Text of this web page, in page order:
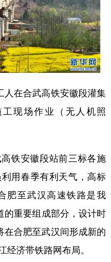
健康 军事
图片 政务
金融 汽车
信息化 数字经济
银龄 溯源中国
能源 会展
亚太网 上市公司
河北 山西
在合武高铁安徽段灌集
现场作业（无人机照
铁安徽段站前三标各施
用春季有利天气，高标
肥至武汉高速铁路是我
的重要组成部分，设计时
合肥至武汉间形成新的
济带铁路网布局。